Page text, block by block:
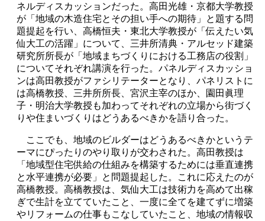
ネルディスカッションだった。高田光雄・京都大学教授
が「地域の木造住宅とその担い手への期待」と題する問
題提起を行い、高橋恒夫・東北大学教授が「伝えたい気
仙大工の活躍」について、三井所清典・アルセッド建築
研究所所長が「地域まちづくりにおける工務店の役割」
についてそれぞれ講演を行った。パネルディスカッショ
ンは高田教授がファシリテーターとなり、パネリストに
は高橋教授、三井所所長、宮沢主宰のほか、園田眞理
子・明治大学教授も加わってそれぞれの立場から街づく
りや住まいづくりはどうあるべきかを語り合った。
ここでも、地域のビルダーはどうあるべきかというテ
ーマにぴったりのやり取りが交わされた。高田教授は
「地域型住宅供給の仕組みを構築するためには垂直連携
と水平連携が必要」と問題提起した。これに応えたのが
高橋教授。高橋教授は、気仙大工は技術力を高めて出稼
ぎで生計を立てていたこと、一度に全てを建てずに増築
やリフォームの仕事もこなしていたこと、地域の情報収